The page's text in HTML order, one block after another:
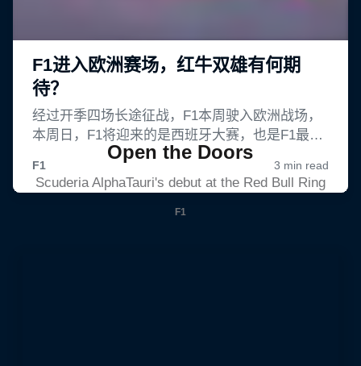
Open the Doors
Scuderia AlphaTauri's debut at the Red Bull Ring
F1